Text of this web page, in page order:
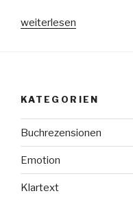
„Angekommen“
weiterlesen
KATEGORIEN
Buchrezensionen
Emotion
Klartext